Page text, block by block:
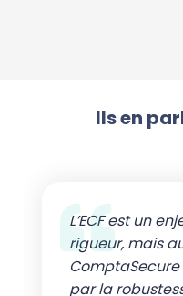
Ils en
L’ECF est un
rigueur, mais
par la